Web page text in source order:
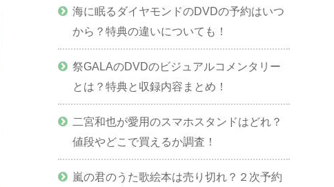
海に眠るダイヤモンドのDVDの予約はいつ
から？特典の違いについても！
祭GALAのDVDのビジュアルコメンタリー
とは？特典と収録内容まとめ！
二宮和也が愛用のスマホスタンドはどれ？
値段やどこで買えるか調査！
嵐の君のうた歌絵本は売り切れ？２次予約